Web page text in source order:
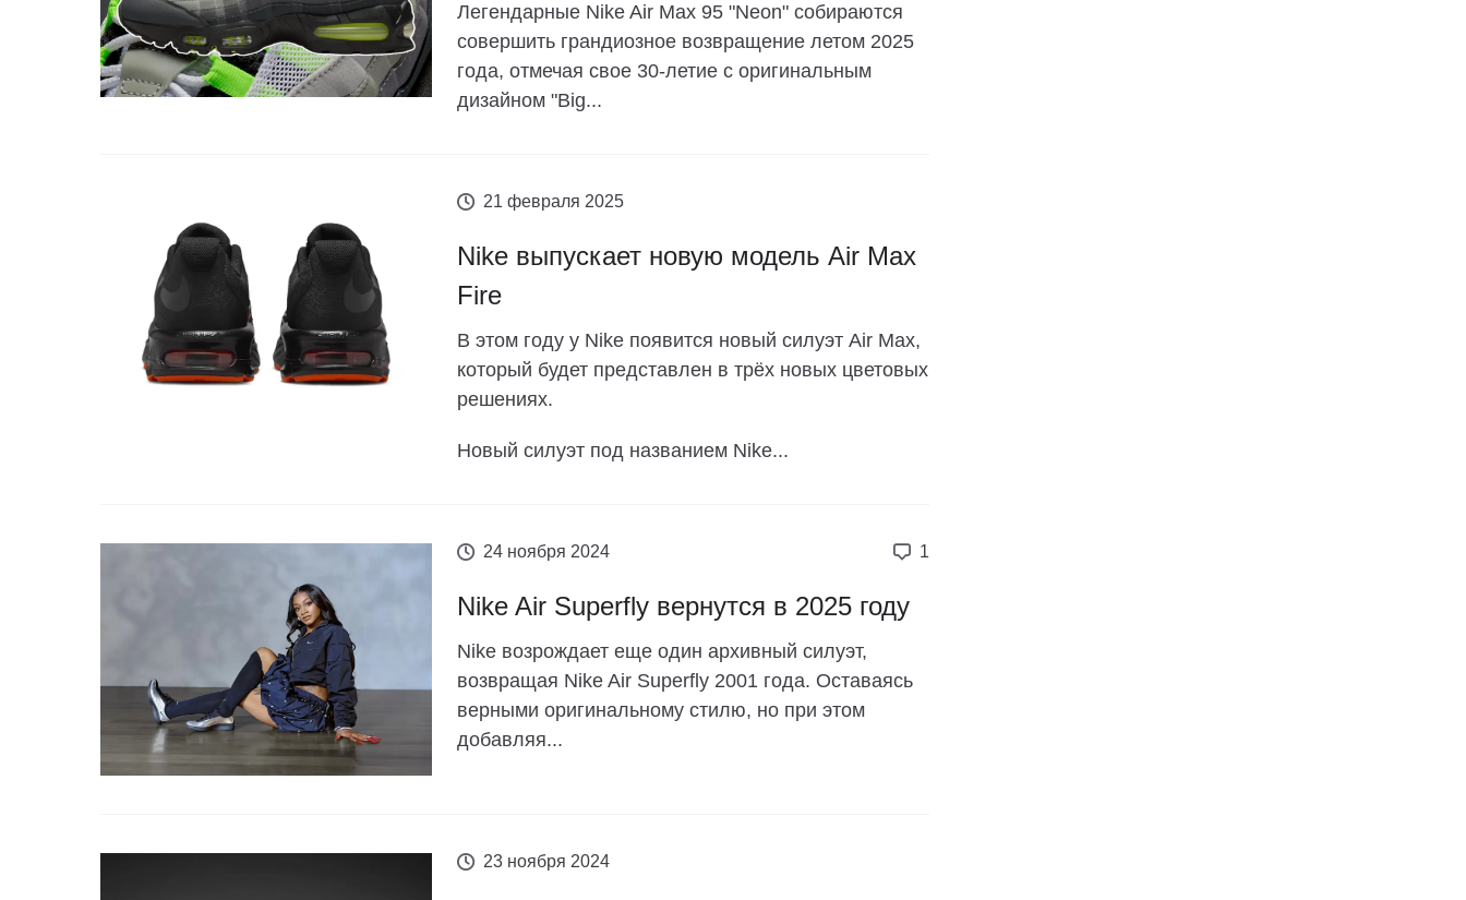
Легендарные Nike Air Max 95 "Neon" собираются
совершить грандиозное возвращение летом 2025
года, отмечая свое 30-летие с оригинальным
дизайном "Big...
21 февраля 2025
Nike выпускает новую модель Air Max
Fire
В этом году у Nike появится новый силуэт Air Max,
который будет представлен в трёх новых цветовых
решениях.
Новый силуэт под названием Nike...
24 ноября 2024 1
Nike Air Superfly вернутся в 2025 году
Nike возрождает еще один архивный силуэт,
возвращая Nike Air Superfly 2001 года. Оставаясь
верными оригинальному стилю, но при этом
добавляя...
23 ноября 2024